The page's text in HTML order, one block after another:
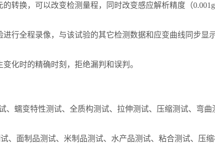
转换，可以改变检测量程，同时改变感应解析精度（
行全程录像，与该试验的其它检测数据和应变曲线同步显
化时的精确时刻，拒绝漏判和误判。
蠕变特性测试、全质构测试、拉伸测试、压缩测试、弯曲
、面制品测试、米制品测试、水产品测试、粘合测试、压